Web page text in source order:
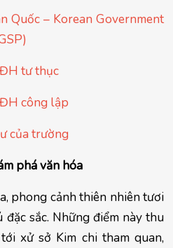
Quốc – Korean Government
tư thục
công lập
của trường
phá văn hóa
phong cảnh thiên nhiên tươi
sắc. Những điểm này thu
xử sở Kim chi tham quan,